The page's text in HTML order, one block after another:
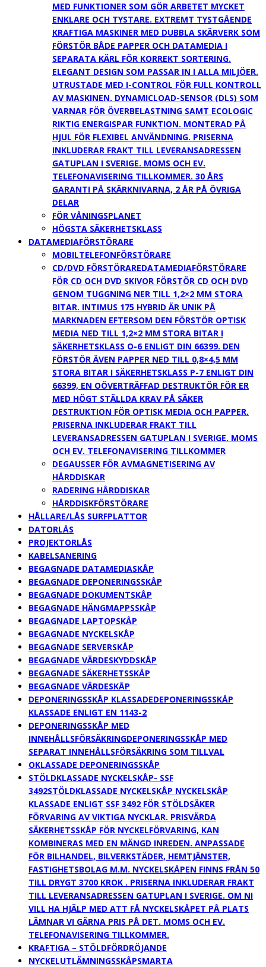
MED FUNKTIONER SOM GÖR ARBETET MYCKET
ENKLARE OCH TYSTARE. EXTREMT TYSTGÅENDE
KRAFTIGA MASKINER MED DUBBLA SKÄRVERK SOM
FÖRSTÖR BÅDE PAPPER OCH DATAMEDIA I
SEPARATA KÄRL FÖR KORREKT SORTERING.
ELEGANT DESIGN SOM PASSAR IN I ALLA MILJÖER.
UTRUSTADE MED I-CONTROL FÖR FULL KONTROLL
AV MASKINEN. DYNAMICLOAD-SENSOR (DLS) SOM
VARNAR FÖR ÖVERBELASTNING SAMT ECOLOGIC
RIKTIG ENERGISPAR FUNKTION. MONTERAD PÅ
HJUL FÖR FLEXIBEL ANVÄNDNING. PRISERNA
INKLUDERAR FRAKT TILL LEVERANSADRESSEN
GATUPLAN I SVERIGE. MOMS OCH EV.
TELEFONAVISERING TILLKOMMER. 30 ÅRS
GARANTI PÅ SKÄRKNIVARNA, 2 ÅR PÅ ÖVRIGA
DELAR
FÖR VÅNINGSPLANET
HÖGSTA SÄKERHETSKLASS
DATAMEDIAFÖRSTÖRARE
MOBILTELEFONFÖRSTÖRARE
CD/DVD FÖRSTÖRAREDATAMEDIAFÖRSTÖRARE
FÖR CD OCH DVD SKIVOR FÖRSTÖR CD OCH DVD
GENOM TUGGNING NER TILL 1,2×2 MM STORA
BITAR. INTIMUS 175 HYBRID ÄR UNIK PÅ
MARKNADEN EFTERSOM DEN FÖRSTÖR OPTISK
MEDIA NED TILL 1,2×2 MM STORA BITAR I
SÄKERHETSKLASS O-6 ENLIGT DIN 66399. DEN
FÖRSTÖR ÄVEN PAPPER NED TILL 0,8×4,5 MM
STORA BITAR I SÄKERHETSKLASS P-7 ENLIGT DIN
66399, EN OÖVERTRÄFFAD DESTRUKTÖR FÖR ER
MED HÖGT STÄLLDA KRAV PÅ SÄKER
DESTRUKTION FÖR OPTISK MEDIA OCH PAPPER.
PRISERNA INKLUDERAR FRAKT TILL
LEVERANSADRESSEN GATUPLAN I SVERIGE. MOMS
OCH EV. TELEFONAVISERING TILLKOMMER
DEGAUSSER FÖR AVMAGNETISERING AV
HÅRDDISKAR
RADERING HÅRDDISKAR
HÅRDDISKFÖRSTÖRARE
HÅLLARE/LÅS SURFPLATTOR
DATORLÅS
PROJEKTORLÅS
KABELSANERING
BEGAGNADE DATAMEDIASKÅP
BEGAGNADE DEPONERINGSSKÅP
BEGAGNADE DOKUMENTSKÅP
BEGAGNADE HÄNGMAPPSSKÅP
BEGAGNADE LAPTOPSKÅP
BEGAGNADE NYCKELSKÅP
BEGAGNADE SERVERSKÅP
BEGAGNADE VÄRDESKYDDSKÅP
BEGAGNADE SÄKERHETSSKÅP
BEGAGNADE VÄRDESKÅP
DEPONERINGSSKÅP KLASSADEDEPONERINGSSKÅP
KLASSADE ENLIGT EN 1143-2
DEPONERINGSSKÅP MED
INNEHÅLLSFÖRSÄKRINGDEPONERINGSSKÅP MED
SEPARAT INNEHÅLLSFÖRSÄKRING SOM TILLVAL
OKLASSADE DEPONERINGSSKÅP
STÖLDKLASSADE NYCKELSKÅP- SSF
3492STÖLDKLASSADE NYCKELSKÅP NYCKELSKÅP
KLASSADE ENLIGT SSF 3492 FÖR STÖLDSÄKER
FÖRVARING AV VIKTIGA NYCKLAR. PRISVÄRDA
SÄKERHETSSKÅP FÖR NYCKELFÖRVARING, KAN
KOMBINERAS MED EN MÄNGD INREDEN. ANPASSADE
FÖR BILHANDEL, BILVERKSTÄDER, HEMTJÄNSTER,
FASTIGHETSBOLAG M.M. NYCKELSKÅPEN FINNS FRÅN 50
TILL DRYGT 3700 KROK . PRISERNA INKLUDERAR FRAKT
TILL LEVERANSADRESSEN GATUPLAN I SVERIGE. OM NI
VILL HA HJÄLP MED ATT FÅ NYCKELSKÅPET PÅ PLATS
LÄMNAR VI GÄRNA PRIS PÅ DET. MOMS OCH EV.
TELEFONAVISERING TILLKOMMER.
KRAFTIGA – STÖLDFÖRDRÖJANDE
NYCKELUTLÄMNINGSSKÅPSMARTA